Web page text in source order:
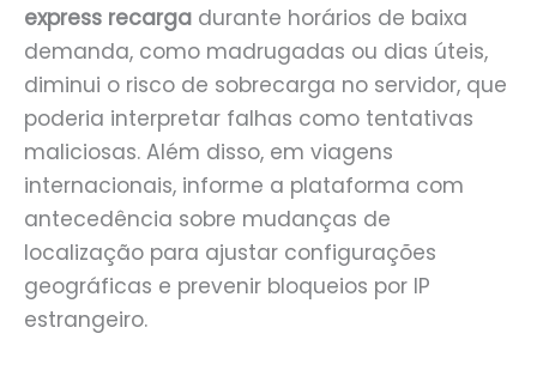
express recarga durante horários de baixa
demanda, como madrugadas ou dias úteis,
diminui o risco de sobrecarga no servidor, que
poderia interpretar falhas como tentativas
maliciosas. Além disso, em viagens
internacionais, informe a plataforma com
antecedência sobre mudanças de
localização para ajustar configurações
geográficas e prevenir bloqueios por IP
estrangeiro.